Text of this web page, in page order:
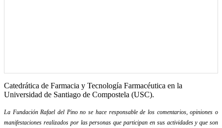
Catedrática de Farmacia y Tecnología Farmacéutica en la
Universidad de Santiago de Compostela (USC).
La Fundación Rafael del Pino no se hace responsable de los comentarios, opiniones o
manifestaciones realizados por las personas que participan en sus actividades y que son